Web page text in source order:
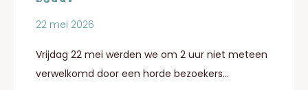
22 mei 2026
Vrijdag 22 mei werden we om 2 uur niet meteen
verwelkomd door een horde bezoekers...